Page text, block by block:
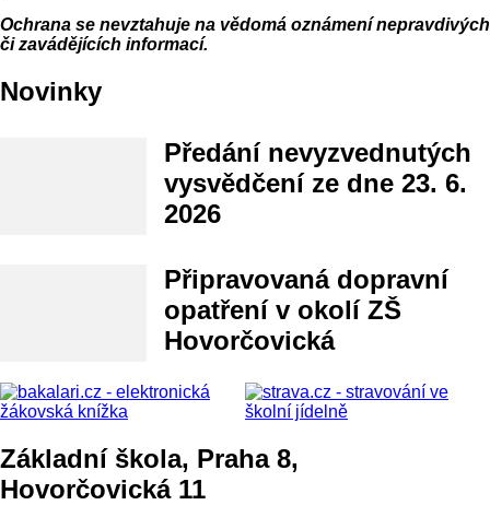
Ochrana se nevztahuje na vědomá oznámení nepravdivých
či zavádějících informací.
Novinky
Předání nevyzvednutých
vysvědčení ze dne 23. 6.
2026
Připravovaná dopravní
opatření v okolí ZŠ
Hovorčovická
Základní škola, Praha 8,
Hovorčovická 11